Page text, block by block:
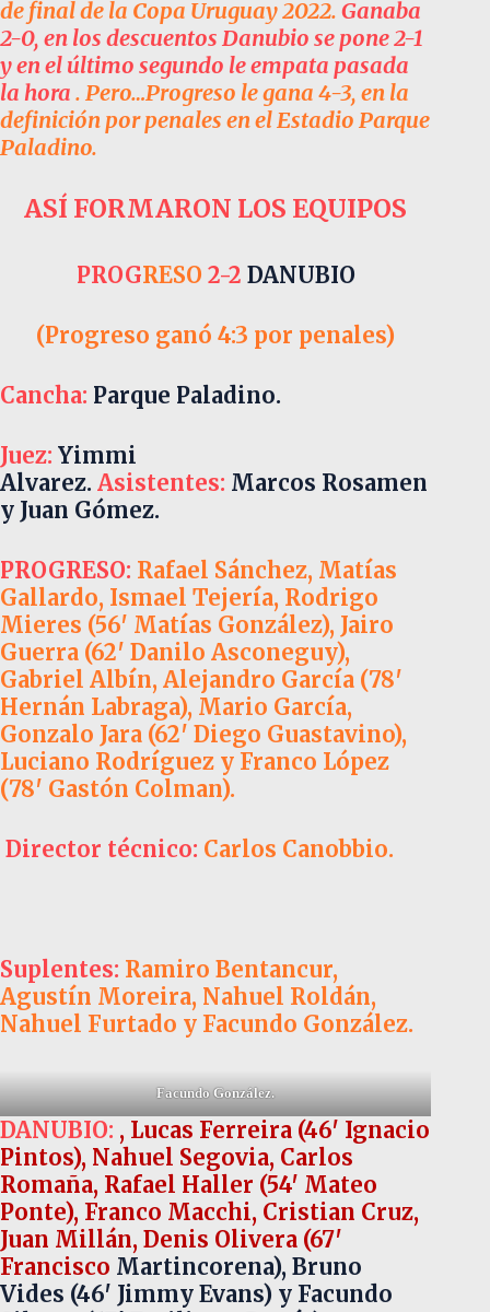
de final de la Copa Uruguay 2022. Ganaba
2-0, en los descuentos Danubio se pone 2-1
y en el último segundo le empata pasada
la hora . Pero…Progreso le gana 4-3, en la
definición por penales en el Estadio Parque
Paladino.
ASÍ FORMARON LOS EQUIPOS
PROGRESO 2-2 DANUBIO
(Progreso ganó 4:3 por penales)
Cancha: Parque Paladino.
Juez: Yimmi
Alvarez. Asistentes: Marcos Rosamen
y Juan Gómez.
PROGRESO: Rafael Sánchez, Matías
Gallardo, Ismael Tejería, Rodrigo
Mieres (56′ Matías González), Jairo
Guerra (62′ Danilo Asconeguy),
Gabriel Albín, Alejandro García (78′
Hernán Labraga), Mario García,
Gonzalo Jara (62′ Diego Guastavino),
Luciano Rodríguez y Franco López
(78′ Gastón Colman).
Director técnico: Carlos Canobbio.
Suplentes: Ramiro Bentancur,
Agustín Moreira, Nahuel Roldán,
Nahuel Furtado y Facundo González.
Facundo González.
DANUBIO: , Lucas Ferreira (46′ Ignacio
Pintos), Nahuel Segovia, Carlos
Romaña, Rafael Haller (54′ Mateo
Ponte), Franco Macchi, Cristian Cruz,
Juan Millán, Denis Olivera (67′
Francisco Martincorena), Bruno
Vides (46′ Jimmy Evans) y Facundo